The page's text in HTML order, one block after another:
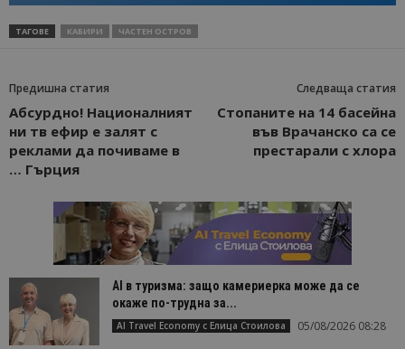
ТАГОВЕ КАБИРИ ЧАСТЕН ОСТРОВ
Предишна статия
Абсурдно! Националният
ни тв ефир e залят с
реклами да почиваме в
… Гърция
Следваща статия
Стопаните на 14 басейна
във Врачанско са се
престарали с хлора
AI в туризма: защо камериерка може да се
окаже по-трудна за...
AI Travel Economy с Елица Стоилова 05/08/2026 08:28